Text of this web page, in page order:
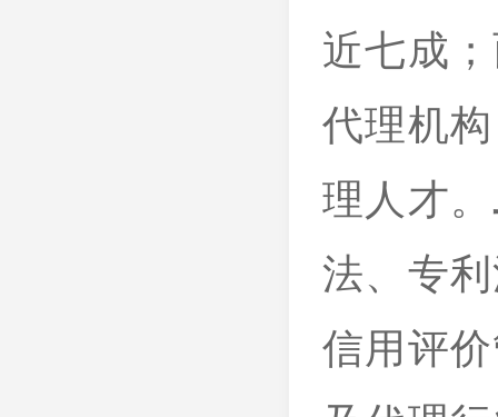
近七成
代理机
理人才。
法、专
信用评